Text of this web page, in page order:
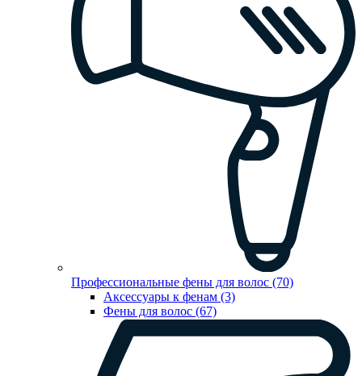
Профессиональные фены для волос (70)
Аксессуары к фенам (3)
Фены для волос (67)